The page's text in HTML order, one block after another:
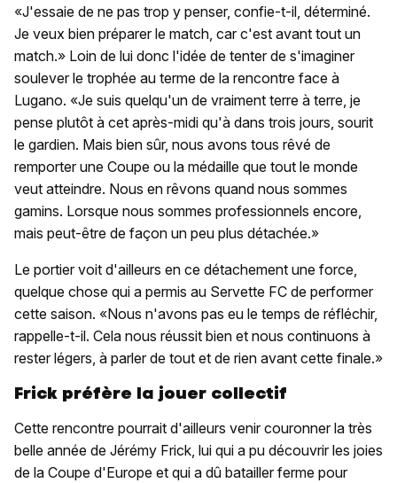
«J'essaie de ne pas trop y penser, confie-t-il, déterminé.
Je veux bien préparer le match, car c'est avant tout un
match.» Loin de lui donc l'idée de tenter de s'imaginer
soulever le trophée au terme de la rencontre face à
Lugano. «Je suis quelqu'un de vraiment terre à terre, je
pense plutôt à cet après-midi qu'à dans trois jours, sourit
le gardien. Mais bien sûr, nous avons tous rêvé de
remporter une Coupe ou la médaille que tout le monde
veut atteindre. Nous en rêvons quand nous sommes
gamins. Lorsque nous sommes professionnels encore,
mais peut-être de façon un peu plus détachée.»
Le portier voit d'ailleurs en ce détachement une force,
quelque chose qui a permis au Servette FC de performer
cette saison. «Nous n'avons pas eu le temps de réfléchir,
rappelle-t-il. Cela nous réussit bien et nous continuons à
rester légers, à parler de tout et de rien avant cette finale.»
Frick préfère la jouer collectif
Cette rencontre pourrait d'ailleurs venir couronner la très
belle année de Jérémy Frick, lui qui a pu découvrir les joies
de la Coupe d'Europe et qui a dû batailler ferme pour